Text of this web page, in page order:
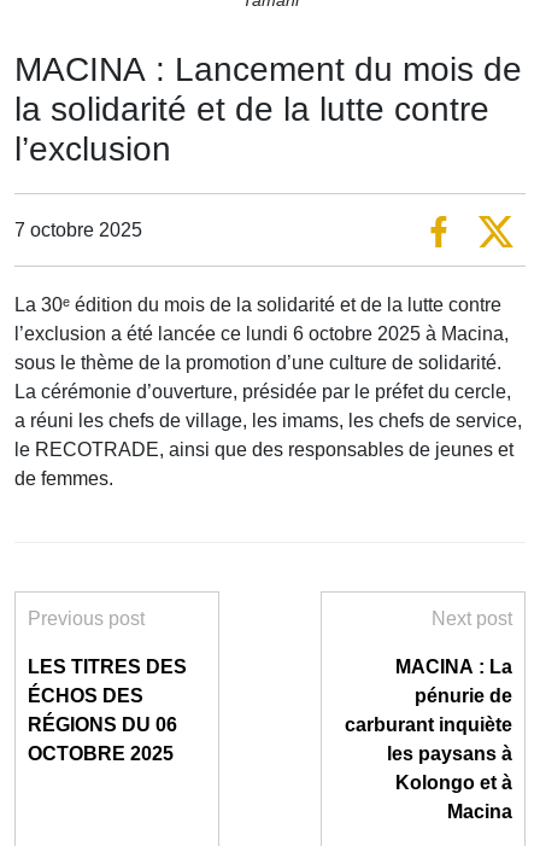
MACINA : Lancement du mois de
la solidarité et de la lutte contre
l’exclusion
7 octobre 2025
La 30ᵉ édition du mois de la solidarité et de la lutte contre
l’exclusion a été lancée ce lundi 6 octobre 2025 à Macina,
sous le thème de la promotion d’une culture de solidarité.
La cérémonie d’ouverture, présidée par le préfet du cercle,
a réuni les chefs de village, les imams, les chefs de service,
le RECOTRADE, ainsi que des responsables de jeunes et
de femmes.
Previous post
LES TITRES DES
ÉCHOS DES
RÉGIONS DU 06
OCTOBRE 2025
Next post
MACINA : La
pénurie de
carburant inquiète
les paysans à
Kolongo et à
Macina